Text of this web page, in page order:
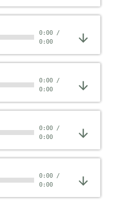
0:00 /
0:00
0:00 /
0:00
0:00 /
0:00
0:00 /
0:00